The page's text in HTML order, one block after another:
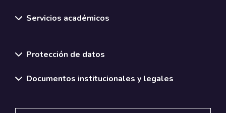
Servicios académicos
Protección de datos
Documentos institucionales y legales